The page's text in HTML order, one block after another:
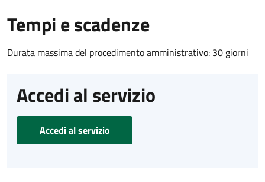
Tempi e scadenze
Durata massima del procedimento amministrativo: 30 giorni
Accedi al servizio
Accedi al servizio